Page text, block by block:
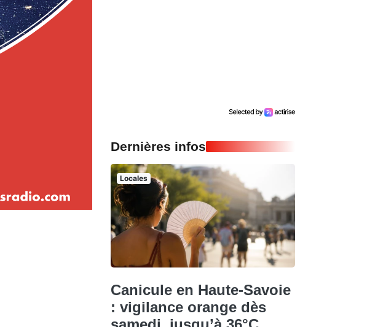
Dernières infos
Locales
Canicule en Haute-Savoie
: vigilance orange dès